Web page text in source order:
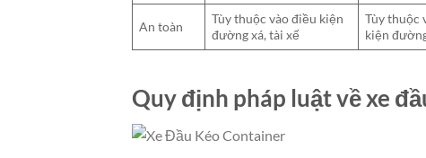
An toàn
Tùy thuộc vào điều kiện
đường xá, tài xế
Tùy thuộc
kiện
Quy định pháp luật về xe